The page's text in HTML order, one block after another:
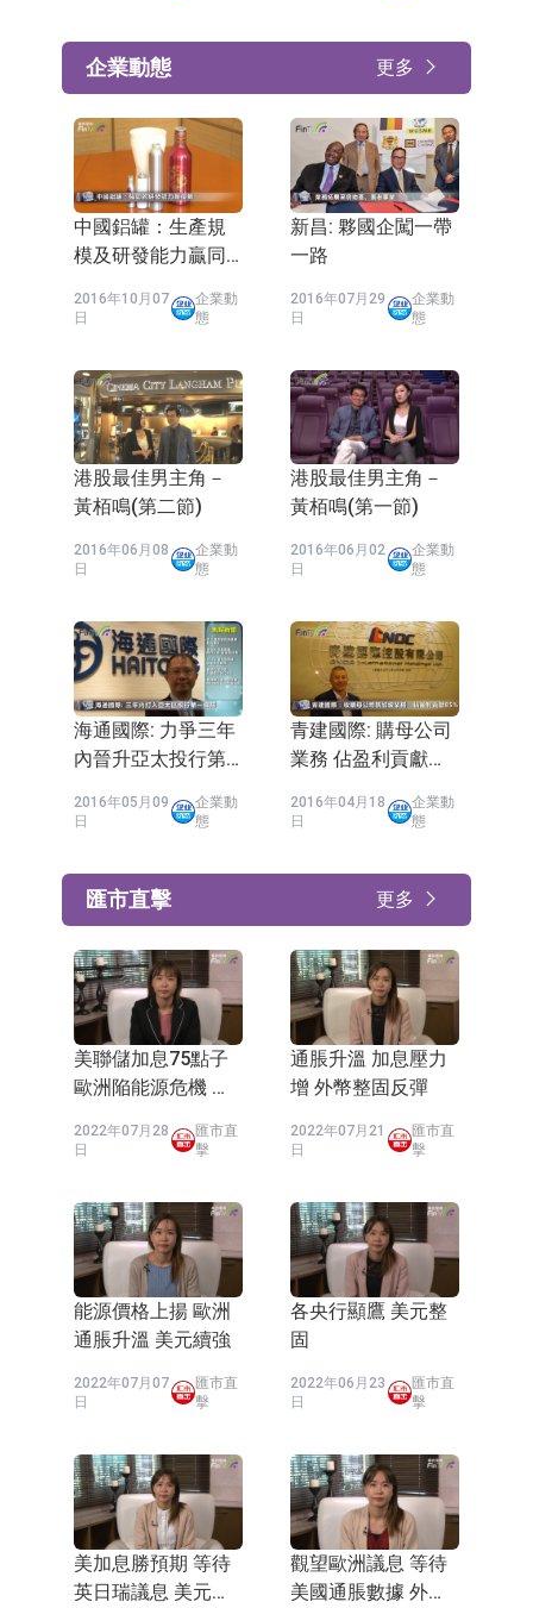
企業動態 更多
中國鋁罐：生產規
模及研發能力贏同
2016年10月07
日
企業動
態
新昌: 夥國企闖一帶
一路
2016年07月29
日
企業動
態
港股最佳男主角－
黃栢鳴(第二節)
2016年06月08
日
企業動
態
港股最佳男主角－
黃栢鳴(第一節)
2016年06月02
日
企業動
態
海通國際: 力爭三年
內晉升亞太投行第
2016年05月09
日
企業動
態
青建國際: 購母公司
業務 佔盈利貢獻
2016年04月18
日
企業動
態
匯市直擊 更多
美聯儲加息75點子
歐洲陥能源危機 外
2022年07月28
日
匯市直
擊
通脹升溫 加息壓力
增 外幣整固反彈
2022年07月21
日
匯市直
擊
能源價格上揚 歐洲
通脹升溫 美元續強
2022年07月07
日
匯市直
擊
各央行顯鷹 美元整
固
2022年06月23
日
匯市直
擊
美加息勝預期 等待
英日瑞議息 美元高
觀望歐洲議息 等待
美國通脹數據 外幣